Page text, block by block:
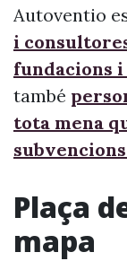
Autoventio
i
fundacions i
també
tota mena
Plaça
mapa